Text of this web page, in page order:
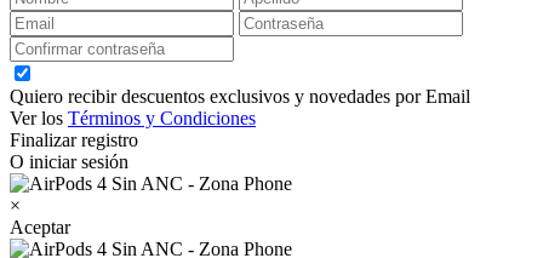
Quiero recibir descuentos exclusivos y novedades por Email
Ver los Términos y Condiciones
Finalizar registro
O iniciar sesión
×
Aceptar